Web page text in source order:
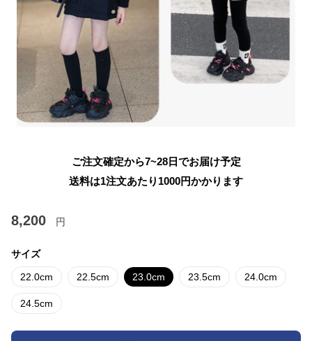
ご注文確定から7~28日でお届け予定
送料は1注文あたり 1000円かかります
8,200 円
サイズ
22.0cm 22.5cm 23.0cm 23.5cm 24.0cm
24.5cm